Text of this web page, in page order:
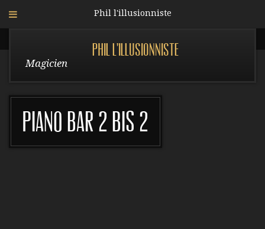
Phil l'illusionniste
Phil l'illusionniste
Magicien
piano bar 2 bis 2